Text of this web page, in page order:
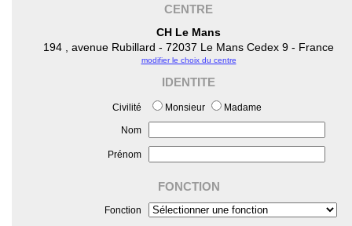
CENTRE
CH Le Mans
194 , avenue Rubillard - 72037 Le Mans Cedex 9 - France
modifier le choix du centre
IDENTITE
Civilité Monsieur Madame
Nom
Prénom
FONCTION
Fonction